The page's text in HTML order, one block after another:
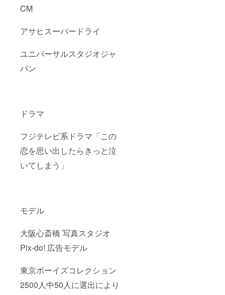
CM
アサヒスーパードライ
ユニバーサルスタジオジャ
パン
ドラマ
フジテレビ系ドラマ「この
恋を思い出したらきっと泣
いてしまう」
モデル
大阪心斎橋 写真スタジオ
Pix-do! 広告モデル
東京ボーイズコレクション
2500人中50人に選出により